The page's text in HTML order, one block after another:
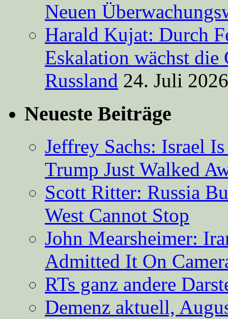
Neuen
Harald Kujat: Durch
Eskalation wächst die
Russland 24. Juli 2026
Neueste Beiträge
Jeffrey Sachs: Israel
Trump Just Walked
Scott Ritter: Russia
West Cannot Stop
John Mearsheimer:
Admitted It On
RTs ganz andere
Demenz aktuell,